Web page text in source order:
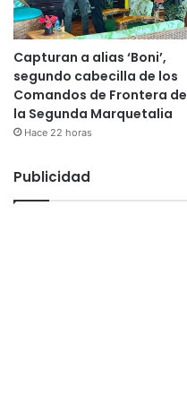
Capturan a alias ‘Boni’,
segundo cabecilla de los
Comandos de Frontera de
la Segunda Marquetalia
Hace 22 horas
Publicidad